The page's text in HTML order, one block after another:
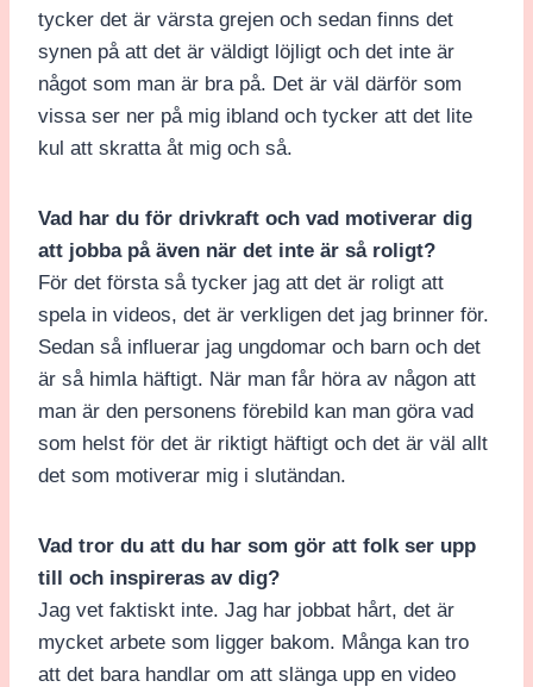
tycker det är värsta grejen och sedan finns det
synen på att det är väldigt löjligt och det inte är
något som man är bra på. Det är väl därför som
vissa ser ner på mig ibland och tycker att det lite
kul att skratta åt mig och så.
Vad har du för drivkraft och vad motiverar dig
att jobba på även när det inte är så roligt?
För det första så tycker jag att det är roligt att
spela in videos, det är verkligen det jag brinner för.
Sedan så influerar jag ungdomar och barn och det
är så himla häftigt. När man får höra av någon att
man är den personens förebild kan man göra vad
som helst för det är riktigt häftigt och det är väl allt
det som motiverar mig i slutändan.
Vad tror du att du har som gör att folk ser upp
till och inspireras av dig?
Jag vet faktiskt inte. Jag har jobbat hårt, det är
mycket arbete som ligger bakom. Många kan tro
att det bara handlar om att slänga upp en video